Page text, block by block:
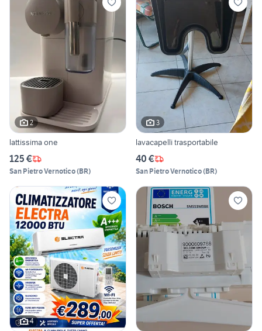
2
lattissima one
125 €
San Pietro Vernotico(BR)
3
lavacapelli trasportabile
40 €
San Pietro Vernotico(BR)
4